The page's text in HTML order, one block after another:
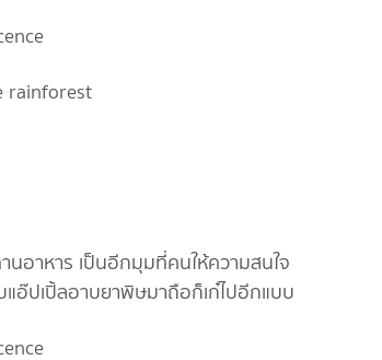
นอาหาร เป็นอีกมุมที่คนให้ความสนใจ
แอ๊ปเปิ้ลอาบยาพิษมาถือก็เก๋ไปอีกแบบ